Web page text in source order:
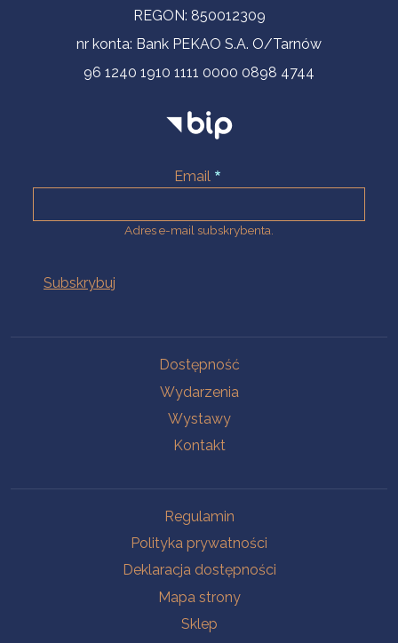
REGON: 850012309
nr konta: Bank PEKAO S.A. O/Tarnów
96 1240 1910 1111 0000 0898 4744
Email
Adres e-mail subskrybenta.
Dostępność
Wydarzenia
Wystawy
Kontakt
Regulamin
Polityka prywatności
Deklaracja dostępności
Mapa strony
Sklep